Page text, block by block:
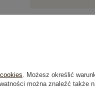
. Możesz określić
można znaleźć także